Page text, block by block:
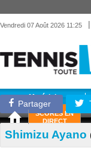
Vendredi 07 Août 2026 11:25 |
Matériel
SCORES EN
DIRECT
Partager
Shimizu Ayano